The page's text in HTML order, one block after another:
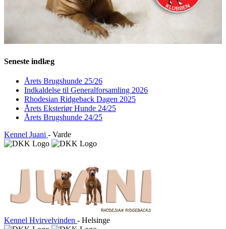
Seneste indlæg
Årets Brugshunde 25/26
Indkaldelse til Generalforsamling 2026
Rhodesian Ridgeback Dagen 2025
Årets Eksteriør Hunde 24/25
Årets Brugshunde 24/25
Kennel Juani - Varde
Kennel Hvirvelvinden - Helsinge